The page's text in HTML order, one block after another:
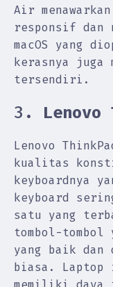
Air
responsif dan
macOS yang
kerasnya juga
tersendiri.
3. Lenovo
Lenovo
kualitas
keyboardnya
keyboard
satu yang
tombol-tombol
yang baik dan
biasa.